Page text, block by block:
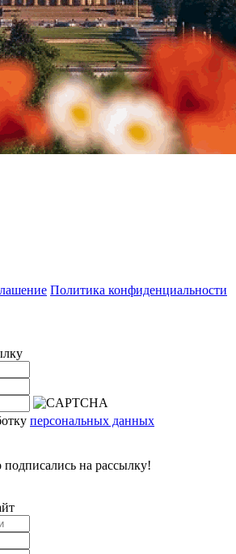
Политика конфиденциальности
персональных данных
на рассылку!